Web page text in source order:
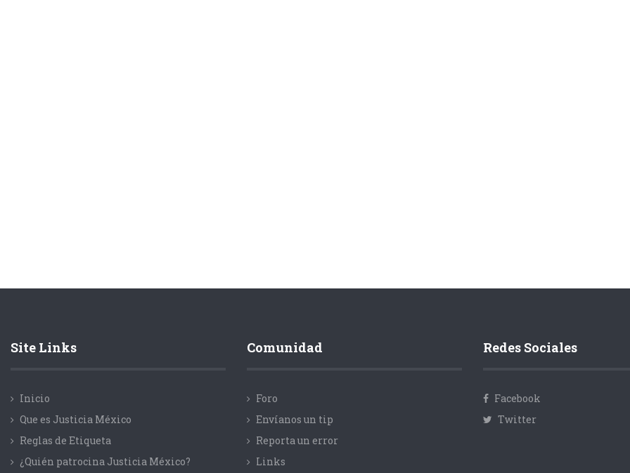
Site Links
Inicio
Que es Justicia México
Reglas de Etiqueta
¿Quién patrocina Justicia México?
Comunidad
Foro
Envíanos un tip
Reporta un error
Links
Redes Sociales
Facebook
Twitter